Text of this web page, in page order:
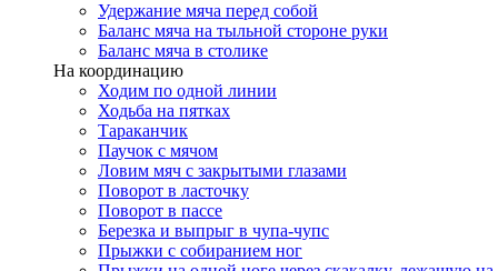
Удержание мяча перед собой
Баланс мяча на тыльной стороне руки
Баланс мяча в столике
На координацию
Ходим по одной линии
Ходьба на пятках
Тараканчик
Паучок с мячом
Ловим мяч с закрытыми глазами
Поворот в ласточку
Поворот в пассе
Березка и выпрыг в чупа-чупс
Прыжки с собиранием ног